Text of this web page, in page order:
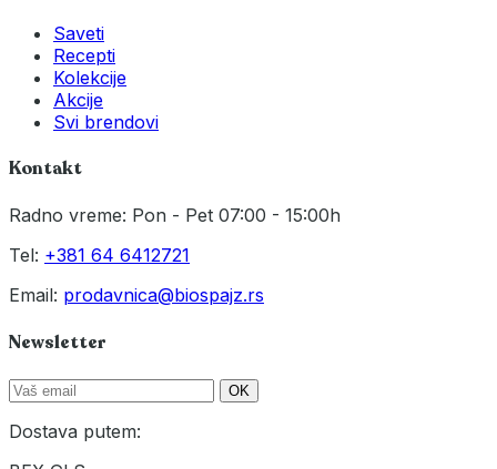
Saveti
Recepti
Kolekcije
Akcije
Svi brendovi
Kontakt
Radno vreme: Pon - Pet 07:00 - 15:00h
Tel: +381 64 6412721
Email: prodavnica@biospajz.rs
Newsletter
OK
Dostava putem: